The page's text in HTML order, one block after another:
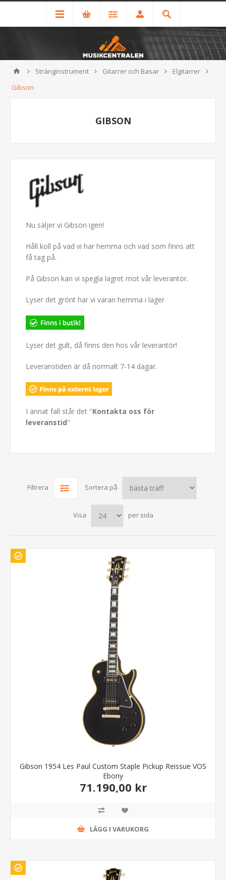
Stränginstrument Gitarrer och Basar
Elgitarrer
Gibson
GIBSON
Nu säljer vi Gibson igen!
Håll koll på vad vi har hemma och vad som finns att
få tag på.
På Gibson kan vi spegla lagret mot vår leverantör.
Lyser det grönt har vi varan hemma i lager
Lyser det gult, då finns den hos vår leverantör!
Leveranstiden är då normalt 7-14 dagar.
I annat fall står det "Kontakta oss för
leveranstid"
Filtrera Sortera på
Visa per sida
Gibson 1954 Les Paul Custom Staple Pickup Reissue VOS
Ebony
71.190,00 kr
LÄGG I VARUKORG